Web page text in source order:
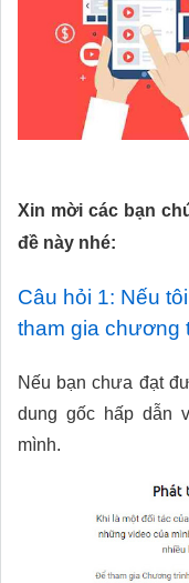
Xin mời các bạn
đề này nhé:
Câu hỏi 1: Nếu
tham gia chương
Nếu bạn chưa đạt
dung gốc hấp dẫn
mình.